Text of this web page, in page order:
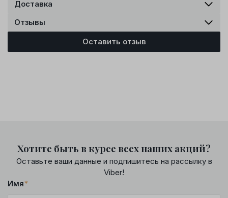
Доставка
Отзывы
Оставить отзыв
Хотите быть в курсе всех наших акций?
Оставьте ваши данные и подпишитесь на рассылку в
Viber!
Имя*